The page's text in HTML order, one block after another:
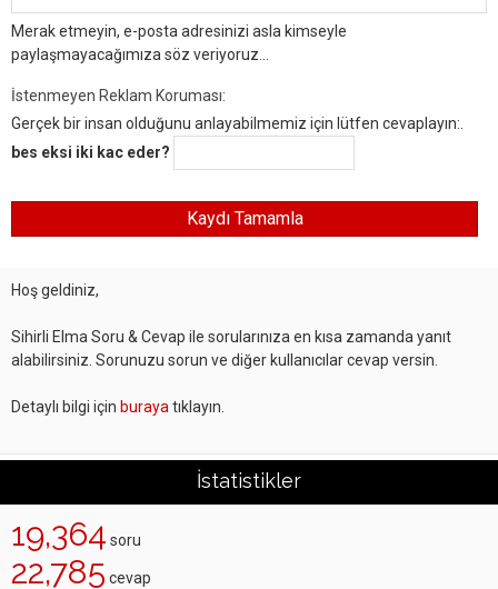
Merak etmeyin, e-posta adresinizi asla kimseyle
paylaşmayacağımıza söz veriyoruz...
İstenmeyen Reklam Koruması:
Gerçek bir insan olduğunu anlayabilmemiz için lütfen cevaplayın:.
bes eksi iki kac eder?
Hoş geldiniz,
Sihirli Elma Soru & Cevap ile sorularınıza en kısa zamanda yanıt
alabilirsiniz. Sorunuzu sorun ve diğer kullanıcılar cevap versin.
Detaylı bilgi için buraya tıklayın.
İstatistikler
19,364 soru
22,785 cevap